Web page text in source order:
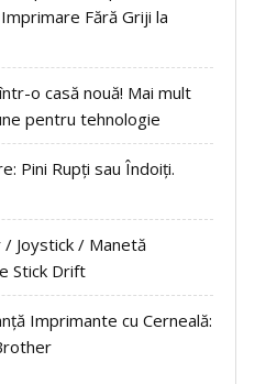
Fără Griji la
o casă nouă! Mai mult
pentru tehnologie
Pini Rupți sau Îndoiți.
Joystick / Manetă
Stick Drift
Imprimante cu Cerneală: